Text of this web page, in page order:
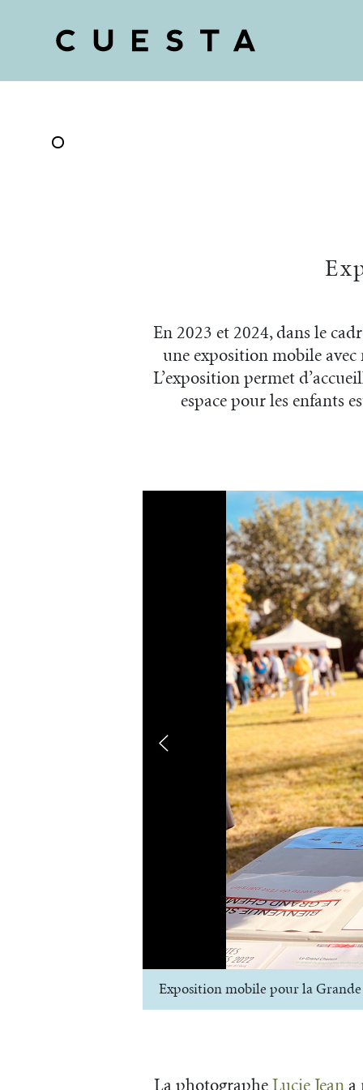
Arts / Territoires / Sociétés
En 2023 et 2024, dans le
une exposition mobile
L’exposition permet
espace pour les enfants
Exposition mobile pour la
La photographe Lucie Jean a